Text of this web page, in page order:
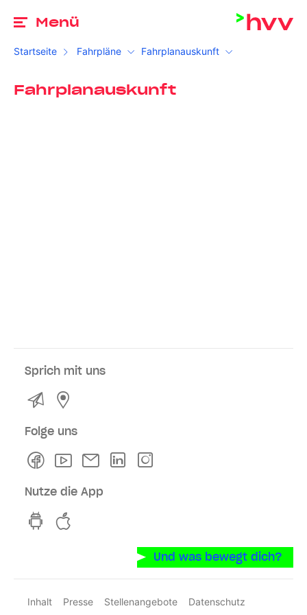
Menü
Startseite Fahrpläne Fahrplanauskunft
Fahrplanauskunft
Sprich mit uns
Kontakt
Folge uns
FacebookYoutubeNewsletterLinkedln
Nutze die App
hvv switch App auf GooglePlay
Und was bewegt dich?
Inhalt Presse Stellenangebote
Datenschutz